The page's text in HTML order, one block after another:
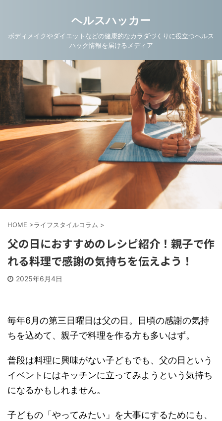
ヘルスハッカー
ボディメイクやダイエットなどの健康的なカラダづくりに役立つヘルス
ハック情報を届けるメディア
HOME >ライフスタイルコラム >
父の日におすすめのレシピ紹介！親子で作
れる料理で感謝の気持ちを伝えよう！
2025年6月4日
毎年6月の第三日曜日は父の日。日頃の感謝の気持
ちを込めて、親子で料理を作る方も多いはず。
普段は料理に興味がない子どもでも、父の日という
イベントにはキッチンに立ってみようという気持ち
になるかもしれません。
子どもの「やってみたい」を大事にするためにも、